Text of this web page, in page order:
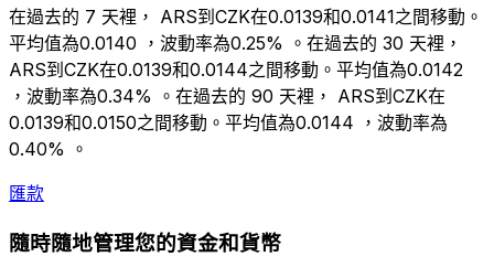
在過去的 7 天裡， ARS到CZK在0.0139和0.0141之間移動。
平均值為0.0140 ，波動率為0.25% 。在過去的 30 天裡，
ARS到CZK在0.0139和0.0144之間移動。平均值為0.0142
，波動率為0.34% 。在過去的 90 天裡， ARS到CZK在
0.0139和0.0150之間移動。平均值為0.0144 ，波動率為
0.40% 。
匯款
隨時隨地管理您的資金和貨幣